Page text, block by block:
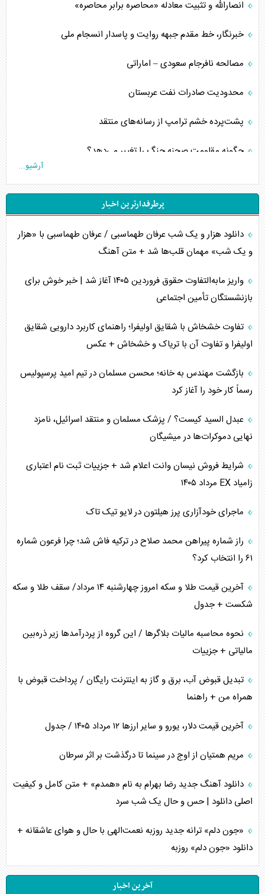
انصارالله و تثبیت معادله «محاصره برابر محاصره»
خبرنگار، خط مقدم جبهه روایت و پاسدار انسجام ملی
مصالحه نافرجام سعودی – اماراتی
محدودیت صادرات نفت عربستان
پشت‌پرده خشم ترامپ از رسانه‌های منتقد
چگونه مقاومت صحنه جنگ را تغییر می‌دهد؟
تحلیل جامع پدیده تراستی‌ها
تأثیر جنگ ایران و آمریکا بر اقتصاد جهانی
اربعین، کابوس مشترک تل‌آویو-واشنگتن
برنامه هفتم توسعه در نقطه کور سیاستگذاری
کنوانسیون دریای خزر در راستای منافع ملی است؟
اوکراین بازوی مخرب آمریکا در غرب آسیا
اهمیت راهبردی اردن برای آمریکا
پیام، ظرفیت بالفعل‌نشده تجارت ایران
همسویی عربستان با سنتکام علیه متحدان ایران
آرشیو...
پرطرفدارترین اخبار
دانلود هزار و یک شب عرفان طهماسبی / عرفان طهماسبی با «هزار
و یک شب» مهمان قلب‌ها شد + متن آهنگ
واریز مابه‌التفاوت حقوق فروردین ۱۴۰۵ آغاز شد | خبر خوش برای
بازنشستگان تأمین اجتماعی
تفاوت خشخاش با شقایق اولیفرا؛ راهنمای کاربرد دارویی شقایق
اولیفرا و تفاوت آن با تریاک و خشخاش + عکس
بازگشت مهندس به خانه؛ محسن مسلمان در تیم امید پرسپولیس
رسماً کار خود را آغاز کرد
عبدل السید کیست؟ / پزشک مسلمان و منتقد اسرائیل، نامزد
نهایی دموکرات‌ها در میشیگان
شرایط فروش نیسان وانت اعلام شد + جزییات ثبت نام اعتباری
زامیاد EX مرداد ۱۴۰۵
ماجرای خودآزاری پرز هیلتون در لایو تیک تاک
راز شماره پیراهن محمد صلاح در ترکیه فاش شد؛ چرا فرعون شماره
۶۱ را انتخاب کرد؟
آخرین قیمت طلا و سکه امروز چهارشنبه ۱۴ مرداد/ سقف طلا و سکه
شکست + جدول
نحوه محاسبه مالیات بلاگر‌ها / این گروه از پردرآمد‌ها زیر ذره‌بین
مالیاتی + جزییات
تبدیل قبوض آب، برق و گاز به اینترنت رایگان / پرداخت قبوض با
همراه من + راهنما
آخرین قیمت دلار، یورو و سایر ارز‌ها ۱۲ مرداد ۱۴۰۵ / جدول
مریم همتیان از اوج در سینما تا درگذشت بر اثر سرطان
دانلود آهنگ جدید رضا بهرام به نام «همدم» + متن کامل و کیفیت
اصلی دانلود | حس و حال یک شب سرد
«جون دلم» ترانه جدید روزبه نعمت‌الهی با حال و هوای عاشقانه +
دانلود «جون دلم» روزبه
آخرین اخبار